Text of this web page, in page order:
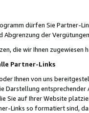
dürfen Sie Partner-
der
die wir Ihnen zugewiesen
Partner-Links
Ihnen von uns
Darstellung
Sie auf Ihrer Website
Links so formatiert sind,